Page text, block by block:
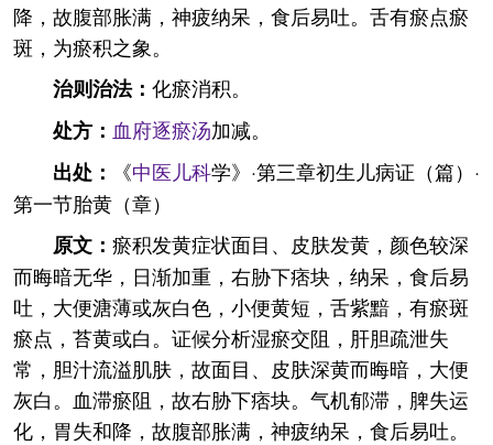
降，故腹部胀满，神疲纳呆，食后易吐。舌有瘀点瘀
斑，为瘀积之象。
治则治法： 化瘀消积。
处方： 血府逐瘀汤加减。
出处：
《中医儿科学》·第三章初生儿病证（篇）·
第一节胎黄（章）
原文： 瘀积发黄症状面目、皮肤发黄，颜色较深
而晦暗无华，日渐加重，右胁下痞块，纳呆，食后易
吐，大便溏薄或灰白色，小便黄短，舌紫黯，有瘀斑
瘀点，苔黄或白。证候分析湿瘀交阻，肝胆疏泄失
常，胆汁流溢肌肤，故面目、皮肤深黄而晦暗，大便
灰白。血滞瘀阻，故右胁下痞块。气机郁滞，脾失运
化，胃失和降，故腹部胀满，神疲纳呆，食后易吐。